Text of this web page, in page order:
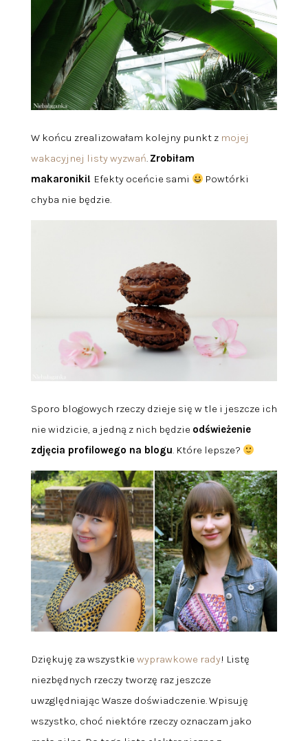
W końcu zrealizowałam kolejny punkt z mojej
wakacyjnej listy wyzwań. Zrobiłam
makaroniki! Efekty oceńcie sami
Powtórki
chyba nie będzie.
Sporo blogowych rzeczy dzieje się w tle i jeszcze ich
nie widzicie, a jedną z nich będzie odświeżenie
zdjęcia profilowego na blogu. Które lepsze?
Dziękuję za wszystkie wyprawkowe rady! Listę
niezbędnych rzeczy tworzę raz jeszcze
uwzględniając Wasze doświadczenie. Wpisuję
wszystko, choć niektóre rzeczy oznaczam jako